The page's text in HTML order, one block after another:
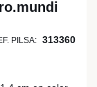
PILSA: 313360